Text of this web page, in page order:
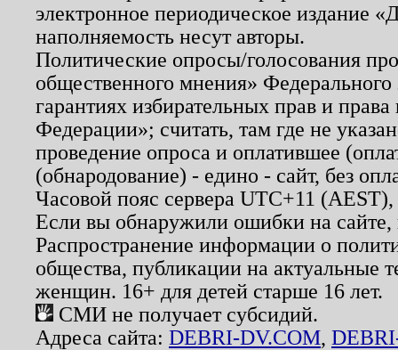
электронное периодическое издание
наполняемость несут авторы.
Политические опросы/голосования
общественного мнения»
гарантиях избирательных прав и
Федерации»; считать, там где не
проведение опроса и оплатившее
(обнародование) - едино - сайт, без
Часовой пояс сервера UTC+11
Если вы обнаружили ошибки на
Распространение информации о
общества, публикации на актуальные
женщин. 16+ для детей старше 16 лет.
СМИ не получает субсидий.
Адреса сайта: DEBRI-DV.COM,